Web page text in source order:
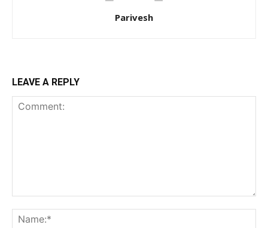
Parivesh
LEAVE A REPLY